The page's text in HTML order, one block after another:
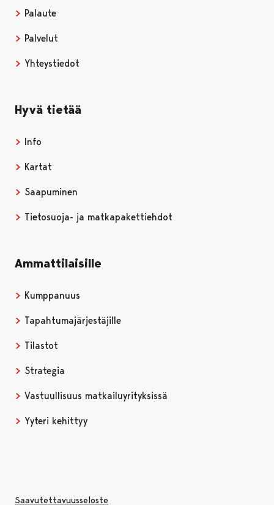
Palaute
Palvelut
Yhteystiedot
Hyvä tietää
Info
Kartat
Saapuminen
Tietosuoja- ja matkapakettiehdot
Ammattilaisille
Kumppanuus
Tapahtumajärjestäjille
Tilastot
Strategia
Vastuullisuus matkailuyrityksissä
Yyteri kehittyy
Saavutettavuusseloste